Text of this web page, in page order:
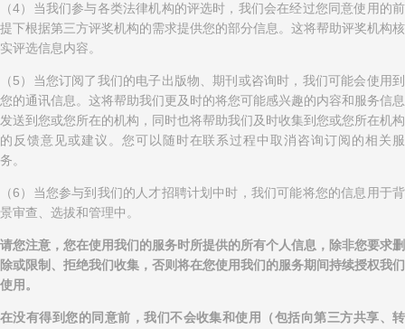
（4）当我们参与各类法律机构的评选时，我们会在经过您同意使用的前
提下根据第三方评奖机构的需求提供您的部分信息。这将帮助评奖机构核
实评选信息内容。
（5）当您订阅了我们的电子出版物、期刊或咨询时，我们可能会使用到
您的通讯信息。这将帮助我们更及时的将您可能感兴趣的内容和服务信息
发送到您或您所在的机构，同时也将帮助我们及时收集到您或您所在机构
的反馈意见或建议。您可以随时在联系过程中取消咨询订阅的相关服
务。
（6）当您参与到我们的人才招聘计划中时，我们可能将您的信息用于背
景审查、选拔和管理中。
请您注意，您在使用我们的服务时所提供的所有个人信息，除非您要求删
除或限制、拒绝我们收集，否则将在您使用我们的服务期间持续授权我们
使用。
在没有得到您的同意前，我们不会收集和使用（包括向第三方共享、转